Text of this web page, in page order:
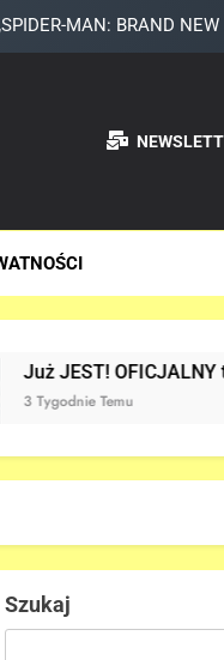
z Pepper Potts w roli
– „AVENGERS:
NIE zadebiutuje w 2026
MAN: BRAND NEW
z Pepper Potts w roli
trailer filmu
Szukaj